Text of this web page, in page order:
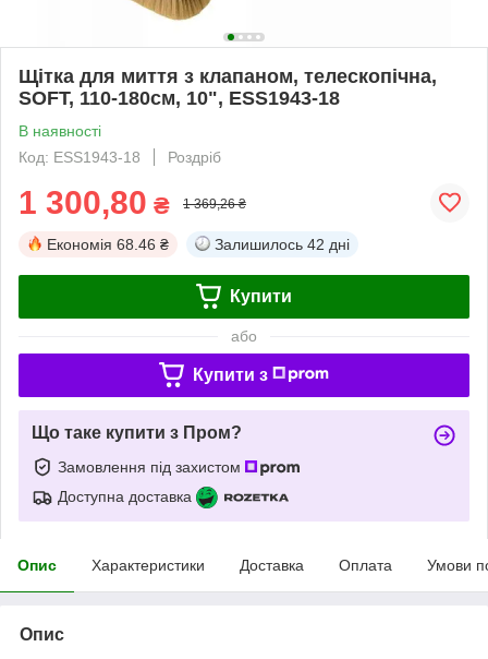
Щітка для миття з клапаном, телескопічна,
SOFT, 110-180см, 10", ESS1943-18
В наявності
Код: ESS1943-18
Роздріб
1 300,80 ₴ 1 369,26 ₴
Економія 68.46 ₴ Залишилось 42 дні
Купити
або
Купити з
Що таке купити з Пром?
Замовлення під захистом
Доступна доставка
Опис Характеристики Доставка Оплата Умови
Опис